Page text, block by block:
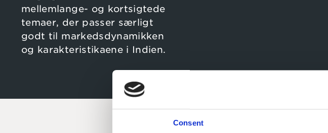
Consent
mellemlange- og kortsigtede
temaer, der passer særligt
godt til markedsdynamikken
og karakteristikaene i Indien.